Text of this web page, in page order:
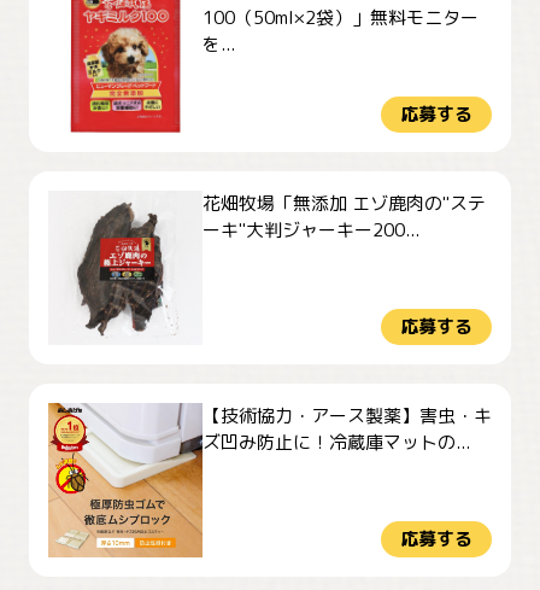
100（50ml×2袋）」無料モニター
を...
応募する
花畑牧場「無添加 エゾ鹿肉の"ステ
ーキ"大判ジャーキー200...
応募する
【技術協力・アース製薬】害虫・キ
ズ凹み防止に！冷蔵庫マットの...
応募する